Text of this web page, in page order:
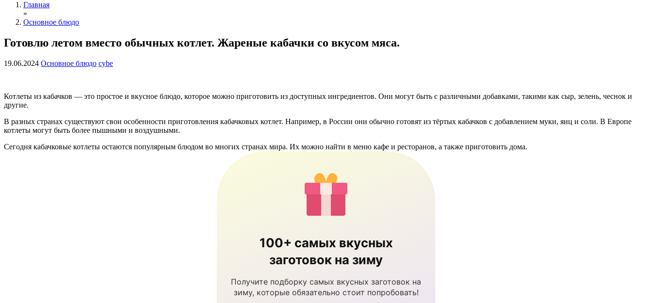
Главная
»
Основное блюдо
Готовлю летом вместо обычных котлет. Жареные кабачки со вкусом мяса.
19.06.2024 Основное блюдо cybe
Котлеты из кабачков — это простое и вкусное блюдо, которое можно приготовить из доступных ингредиентов. Они могут быть с различными добавками, такими как сыр, зелень, чеснок и
другие.
В разных странах существуют свои особенности приготовления кабачковых котлет. Например, в России они обычно готовят из тёртых кабачков с добавлением муки, яиц и соли. В Европе
котлеты могут быть более пышными и воздушными.
Сегодня кабачковые котлеты остаются популярным блюдом во многих странах мира. Их можно найти в меню кафе и ресторанов, а также приготовить дома.
100+ самых вкусных
заготовок на зиму
Получите подборку самых вкусных заготовок на
зиму, которые обязательно стоит попробовать!